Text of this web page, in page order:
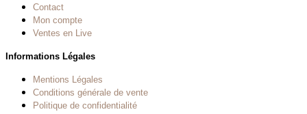
Contact
Mon compte
Ventes en Live
Informations Légales
Mentions Légales
Conditions générale de vente
Politique de confidentialité